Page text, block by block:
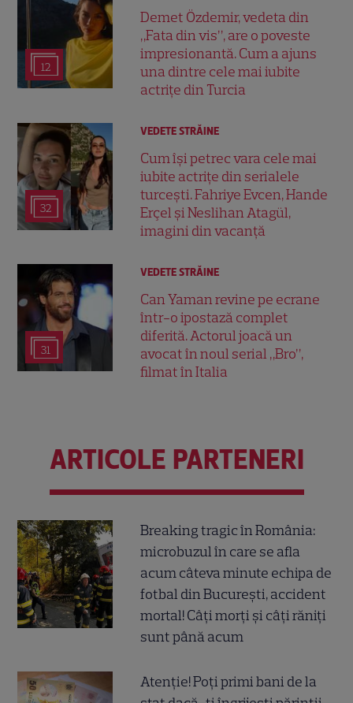
12
Demet Özdemir, vedeta din
„Fata din vis”, are o poveste
impresionantă. Cum a ajuns
una dintre cele mai iubite
actrițe din Turcia
32
VEDETE STRĂINE
Cum își petrec vara cele mai
iubite actrițe din serialele
turcești. Fahriye Evcen, Hande
Erçel și Neslihan Atagül,
imagini din vacanță
31
VEDETE STRĂINE
Can Yaman revine pe ecrane
într-o ipostază complet
diferită. Actorul joacă un
avocat în noul serial „Bro”,
filmat în Italia
ARTICOLE PARTENERI
Breaking tragic în România:
microbuzul în care se afla
acum câteva minute echipa de
fotbal din București, accident
mortal! Câți morți și câți răniți
sunt până acum
Atenție! Poți primi bani de la